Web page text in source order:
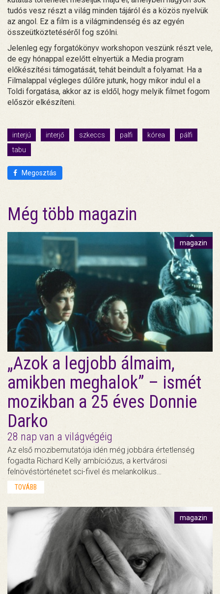
tudós vesz részt a világ minden tájáról és a közös nyelvük
az angol. Ez a film is a világmindenség és az egyén
összeütköztetéséről fog szólni.
Jelenleg egy forgatókönyv workshopon veszünk részt vele,
de egy hónappal ezelőtt elnyertük a Media program
előkészítési támogatását, tehát beindult a folyamat. Ha a
Filmalappal végleges dűlőre jutunk, hogy mikor indul el a
Toldi forgatása, akkor az is eldől, hogy melyik filmet fogom
először elkészíteni.
interjú interjő szkeccs palfi kórea
pálfi
tabu
Megosztás
Még több magazin
magazin
„Azok a legjobb álmaim,
amikben meghalok” – ismét
mozikban a 25 éves Donnie
Darko
28 nap van a világvégéig
Az első mozibemutatója idén még jobbára értetlenség
fogadta Richard Kelly ambíciózus, a kertvárosi
felnövéstörténetet sci-fivel és melankolikus…
TOVÁBB
magazin